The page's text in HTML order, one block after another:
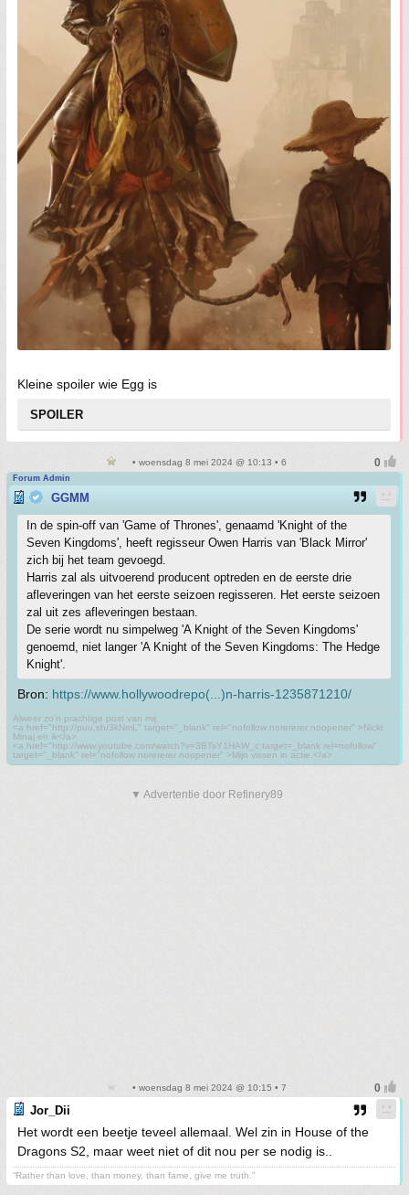
Kleine spoiler wie Egg is
SPOILER
• woensdag 8 mei 2024 @ 10:13 • 6
Forum Admin
GGMM
In de spin-off van 'Game of Thrones', genaamd 'Knight of the
Seven Kingdoms', heeft regisseur Owen Harris van 'Black Mirror'
zich bij het team gevoegd.
Harris zal als uitvoerend producent optreden en de eerste drie
afleveringen van het eerste seizoen regisseren. Het eerste seizoen
zal uit zes afleveringen bestaan.
De serie wordt nu simpelweg 'A Knight of the Seven Kingdoms'
genoemd, niet langer 'A Knight of the Seven Kingdoms: The Hedge
Knight'.
Bron: https://www.hollywoodrepo(...)n-harris-1235871210/
Alweer zo'n prachtige post van mij.
<a href="http://puu.sh/3kNmL" target="_blank" rel="nofollow norererer noopener" >Nicki
Minaj en ik</a>
<a href="http://www.youtube.com/watch?v=3BTsY1HAW_c target=_blank rel=nofollow"
target="_blank" rel="nofollow norererer noopener" >Mijn vissen in actie.</a>
▼ Advertentie door Refinery89
• woensdag 8 mei 2024 @ 10:15 • 7
Jor_Dii
Het wordt een beetje teveel allemaal. Wel zin in House of the
Dragons S2, maar weet niet of dit nou per se nodig is..
“Rather than love, than money, than fame, give me truth.”